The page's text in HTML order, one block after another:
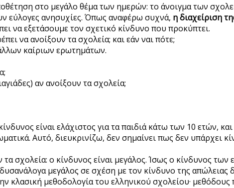
στο μεγάλο θέμα των ημερών: το άνοιγμα των
εύλογες ανησυχίες. Όπως αναφέρω συχνά, η διαχείριση
να εξετάσουμε τον σχετικό κίνδυνο που προκύπτει.
να ανοίξουν τα σχολεία; και εάν ναι πότε;
καίριων ερωτημάτων.
αν ανοίξουν τα σχολεία;
είναι ελάχιστος για τα παιδιά κάτω των 10 ετών,
Αυτό, διευκρινίζω, δεν σημαίνει πως δεν υπάρχει
σχολεία: ο κίνδυνος είναι μεγάλος. Ίσως ο κίνδυνος
μεγάλος σε σχέση με τον κίνδυνο της απώλειας
κλασική μεθοδολογία του ελληνικού σχολείου·